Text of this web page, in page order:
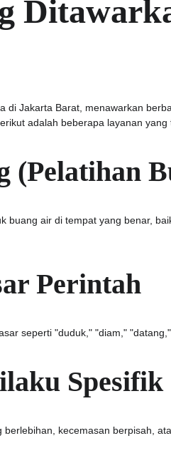
di Jakarta Barat, menawarkan
adalah beberapa layanan yang
(Pelatihan
buang air di tempat yang benar,
Perintah
seperti "duduk," "diam,"
Spesifik
kecemasan berpisah,